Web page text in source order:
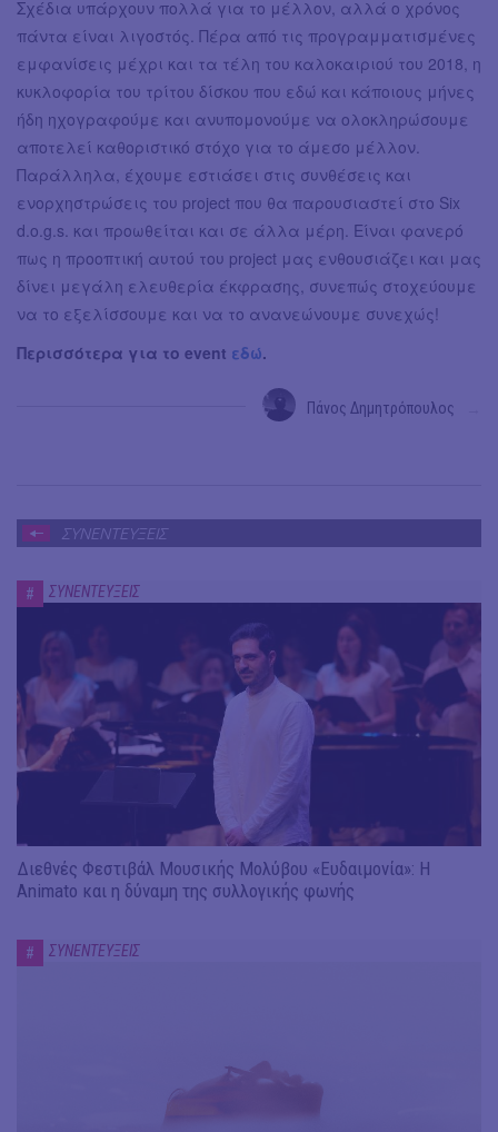
Σχέδια υπάρχουν πολλά για το μέλλον, αλλά ο χρόνος
πάντα είναι λιγοστός. Πέρα από τις προγραμματισμένες
εμφανίσεις μέχρι και τα τέλη του καλοκαιριού του 2018, η
κυκλοφορία του τρίτου δίσκου που εδώ και κάποιους μήνες
ήδη ηχογραφούμε και ανυπομονούμε να ολοκληρώσουμε
αποτελεί καθοριστικό στόχο για το άμεσο μέλλον.
Παράλληλα, έχουμε εστιάσει στις συνθέσεις και
ενορχηστρώσεις του project που θα παρουσιαστεί στο Six
d.o.g.s. και προωθείται και σε άλλα μέρη. Είναι φανερό
πως η προοπτική αυτού του project μας ενθουσιάζει και μας
δίνει μεγάλη ελευθερία έκφρασης, συνεπώς στοχεύουμε
να το εξελίσσουμε και να το ανανεώνουμε συνεχώς!
Περισσότερα για το event εδώ.
Πάνος Δημητρόπουλος
ΣΥΝΕΝΤΕΥΞΕΙΣ
# ΣΥΝΕΝΤΕΥΞΕΙΣ
Διεθνές Φεστιβάλ Μουσικής Μολύβου «Ευδαιμονία»: Η
Animato και η δύναμη της συλλογικής φωνής
# ΣΥΝΕΝΤΕΥΞΕΙΣ